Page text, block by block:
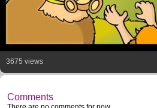
3675 views
Comments